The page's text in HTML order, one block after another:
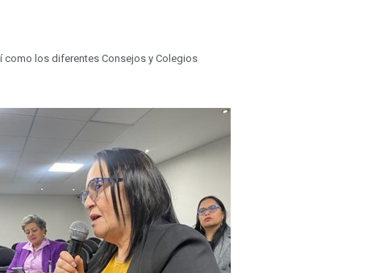
como los diferentes Consejos y Colegios